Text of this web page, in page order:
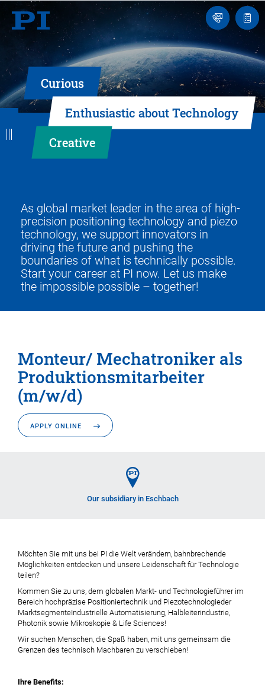
Ask
an
Engineer
list
Enthusiastic about Technology
Curious
Creative
As global market leader in the area of high-
precision positioning technology and piezo
technology, we support innovators in
driving the future and pushing the
boundaries of what is technically possible.
Start your career at PI now. Let us make
the impossible possible – together!
Monteur/ Mechatroniker als
Produktionsmitarbeiter
(m/w/d)
APPLY ONLINE
Our subsidiary in Eschbach
Möchten Sie mit uns bei PI die Welt verändern, bahnbrechende
Möglichkeiten entdecken und unsere Leidenschaft für Technologie
teilen?
Kommen Sie zu uns, dem globalen Markt- und Technologieführer im
Bereich hochpräzise Positioniertechnik und Piezotechnologieder
MarktsegmenteIndustrielle Automatisierung, Halbleiterindustrie,
Photonik sowie Mikroskopie & Life Sciences!
Wir suchen Menschen, die Spaß haben, mit uns gemeinsam die
Grenzen des technisch Machbaren zu verschieben!
Ihre Benefits:
B
a
c
B
a
c
B
a
c
B
a
c
B
a
c